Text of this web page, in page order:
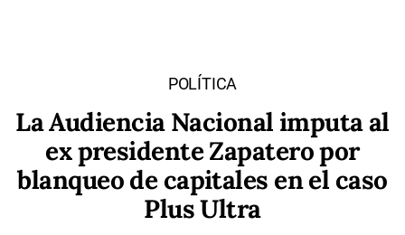
POLÍTICA
La Audiencia Nacional imputa al
ex presidente Zapatero por
blanqueo de capitales en el caso
Plus Ultra